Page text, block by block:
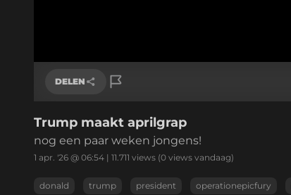
DELEN
Link kopiëren
Trump maakt aprilgrap
nog een paar weken jongens!
1 apr. '26 @ 06:54 | 11.711 views (0 views vandaag)
donald trump president operationepicfury